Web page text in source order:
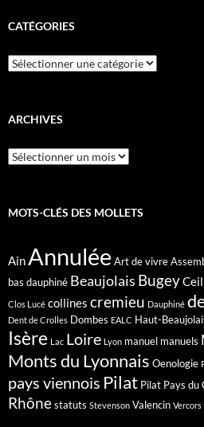
CATÉGORIES
Catégories
ARCHIVES
Archives
MOTS-CLÉS DES MOLLETS
AinAnnulée Art de vivre
bas dauphiné Beaujolais Bugey
Clos Lucé collines cremieu Dauphiné
Dent de Crolles Dombes EALC Haut-
Isère Lac Loire Lyon manuel manuels
Monts du Lyonnais Oenologie
pays viennois Pilat Pilat Pays du
Rhônestatuts Stevenson Valencin Vercors